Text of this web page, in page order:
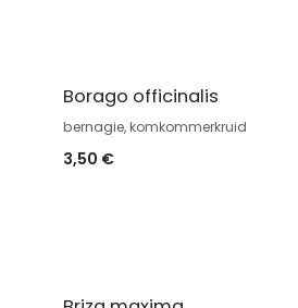
Borago officinalis
bernagie, komkommerkruid
3,50 €